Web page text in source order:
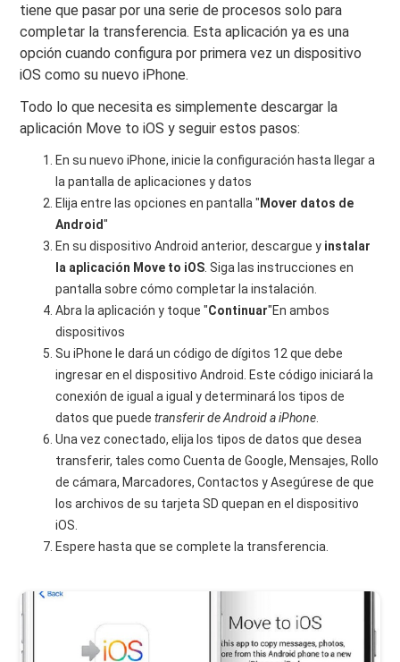
tiene que pasar por una serie de procesos solo para
completar la transferencia. Esta aplicación ya es una
opción cuando configura por primera vez un dispositivo
iOS como su nuevo iPhone.
Todo lo que necesita es simplemente descargar la
aplicación Move to iOS y seguir estos pasos:
En su nuevo iPhone, inicie la configuración hasta llegar a
la pantalla de aplicaciones y datos
Elija entre las opciones en pantalla " Mover datos de
Android"
En su dispositivo Android anterior, descargue y instalar
la aplicación Move to iOS . Siga las instrucciones en
pantalla sobre cómo completar la instalación.
Abra la aplicación y toque "Continuar"En ambos
dispositivos
Su iPhone le dará un código de dígitos 12 que debe
ingresar en el dispositivo Android. Este código iniciará la
conexión de igual a igual y determinará los tipos de
datos que puedetransferir de Android a iPhone
Una vez conectado, elija los tipos de datos que desea
transferir, tales como Cuenta de Google, Mensajes, Rollo
de cámara, Marcadores, Contactos y Asegúrese de que
los archivos de su tarjeta SD quepan en el dispositivo
iOS.
Espere hasta que se complete la transferencia.